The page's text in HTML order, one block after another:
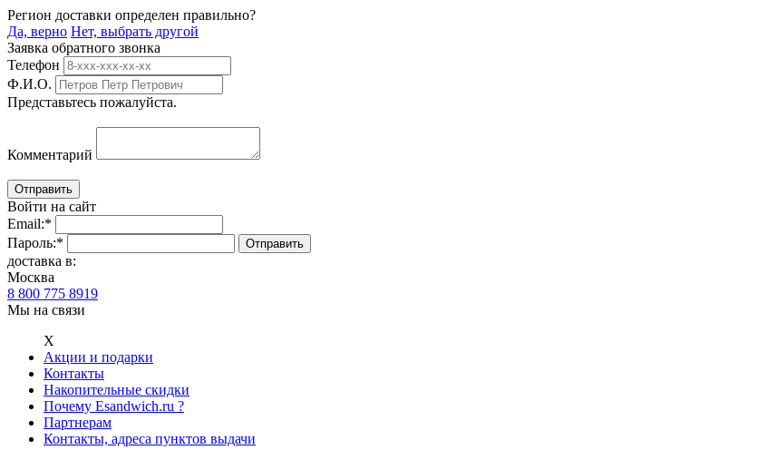
Регион доставки определен правильно?
Да, верно Нет, выбрать другой
Заявка обратного звонка
Телефон
Ф.И.О.
Представьтесь пожалуйста.
Комментарий
Войти на сайт
Email:*
Пароль:*
доставка в:
Москва
8 800 775 8919
Мы на связи
Х
Акции и подарки
Контакты
Накопительные скидки
Почему Esandwich.ru ?
Партнерам
Контакты, адреса пунктов выдачи